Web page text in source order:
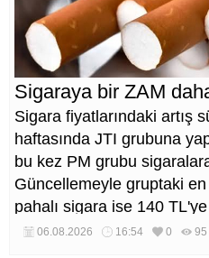
Sigaraya bir ZAM
Sigara fiyatlarındaki artış
haftasında JTI grubuna
bu kez PM grubu
Güncellemeyle gruptaki
pahalı sigara ise 140
06.08.2026 16:54 0 95